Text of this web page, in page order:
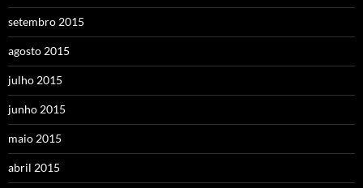
setembro 2015
agosto 2015
julho 2015
junho 2015
maio 2015
abril 2015